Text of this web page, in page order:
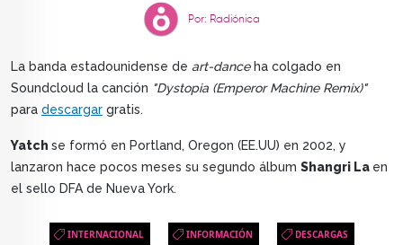
Por: Radiónica
La banda estadounidense de art-danceha colgado en
Soundcloud la canción "Dystopia (Emperor Machine Remix)"
para descargar gratis.
Yatch se formó en Portland, Oregon (EE.UU) en 2002, y
lanzaron hace pocos meses su segundo álbum Shangri La en
el sello DFA de Nueva York.
INTERNACIONAL INFORMACIÓN DESCARGAS